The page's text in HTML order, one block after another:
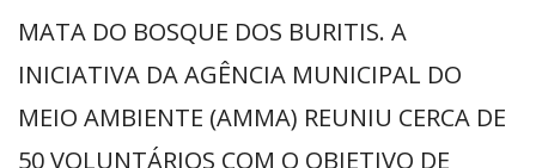
MATA DO BOSQUE DOS BURITIS. A
INICIATIVA DA AGÊNCIA MUNICIPAL DO
MEIO AMBIENTE (AMMA) REUNIU CERCA DE
50 VOLUNTÁRIOS COM O OBJETIVO DE